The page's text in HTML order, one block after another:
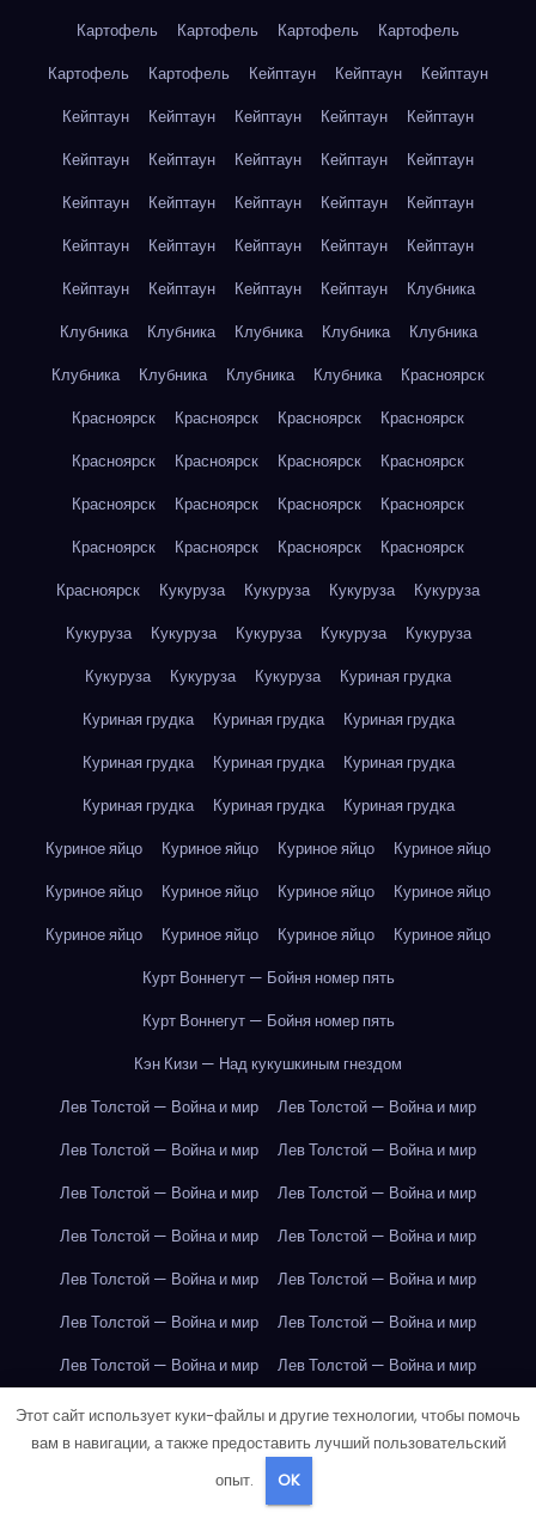
Картофель
Картофель Картофель
Картофель
Картофель
Картофель Кейптаун Кейптаун
Кейптаун
Кейптаун
Кейптаун Кейптаун Кейптаун
Кейптаун
Кейптаун
Кейптаун Кейптаун Кейптаун
Кейптаун
Кейптаун
Кейптаун Кейптаун Кейптаун
Кейптаун
Кейптаун
Кейптаун Кейптаун Кейптаун
Кейптаун
Кейптаун
Кейптаун Кейптаун Кейптаун
Клубника
Клубника
Клубника Клубника Клубника
Клубника
Клубника
Клубника Клубника Клубника
Красноярск
Красноярск
Красноярск Красноярск
Красноярск
Красноярск
Красноярск Красноярск
Красноярск
Красноярск
Красноярск Красноярск
Красноярск
Красноярск
Красноярск Красноярск
Красноярск
Красноярск
Кукуруза Кукуруза Кукуруза
Кукуруза
Кукуруза
Кукуруза Кукуруза Кукуруза
Кукуруза
Кукуруза
Кукуруза Кукуруза
Куриная грудка
Куриная грудка
Куриная грудка
Куриная грудка
Куриная грудка
Куриная грудка
Куриная грудка
Куриная грудка
Куриная грудка
Куриная грудка
Куриное яйцо
Куриное яйцо Куриное яйцо
Куриное яйцо
Куриное яйцо
Куриное яйцо Куриное яйцо
Куриное яйцо
Куриное яйцо
Куриное яйцо Куриное яйцо
Куриное яйцо
Курт Воннегут — Бойня номер пять
Курт Воннегут — Бойня номер пять
Кэн Кизи — Над кукушкиным гнездом
Лев Толстой — Война и мир
Лев Толстой — Война и мир
Лев Толстой — Война и мир
Лев Толстой — Война и мир
Лев Толстой — Война и мир
Лев Толстой — Война и мир
Лев Толстой — Война и мир
Лев Толстой — Война и мир
Лев Толстой — Война и мир
Лев Толстой — Война и мир
Лев Толстой — Война и мир
Лев Толстой — Война и мир
Лев Толстой — Война и мир
Лев Толстой — Война и мир
Лев Толстой — Война и мир
Лев Толстой — Война и мир
Лев Толстой — Война и мир
Лев Толстой — Война и мир
Этот сайт использует куки-файлы и другие технологии, чтобы помочь
вам в навигации, а также предоставить лучший пользовательский
опыт.
OK